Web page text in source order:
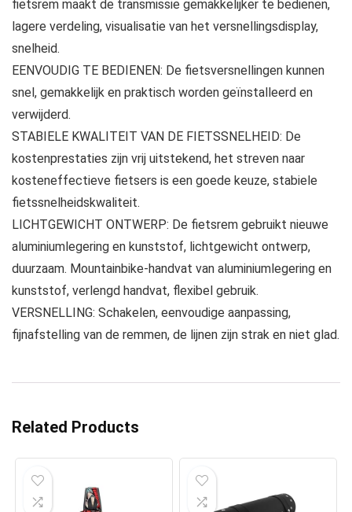
fietsrem maakt de transmissie gemakkelijker te bedienen,
lagere verdeling, visualisatie van het versnellingsdisplay,
snelheid.
EENVOUDIG TE BEDIENEN: De fietsversnellingen kunnen
snel, gemakkelijk en praktisch worden geïnstalleerd en
verwijderd.
STABIELE KWALITEIT VAN DE FIETSSNELHEID: De
kostenprestaties zijn vrij uitstekend, het streven naar
kosteneffectieve fietsers is een goede keuze, stabiele
fietssnelheidskwaliteit.
LICHTGEWICHT ONTWERP: De fietsrem gebruikt nieuwe
aluminiumlegering en kunststof, lichtgewicht ontwerp,
duurzaam. Mountainbike-handvat van aluminiumlegering en
kunststof, verlengd handvat, flexibel gebruik.
VERSNELLING: Schakelen, eenvoudige aanpassing,
fijnafstelling van de remmen, de lijnen zijn strak en niet glad.
Related Products